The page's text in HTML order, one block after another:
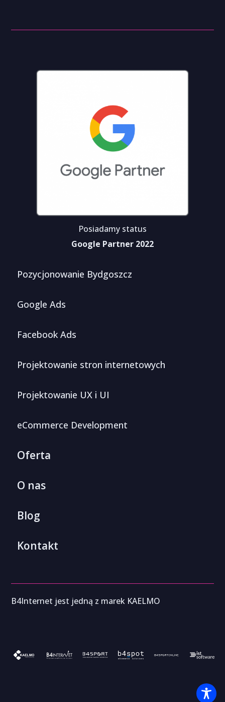
Posiadamy status
Google Partner 2022
Pozycjonowanie Bydgoszcz
Google Ads
Facebook Ads
Projektowanie stron internetowych
Projektowanie UX i UI
eCommerce Development
Oferta
O nas
Blog
Kontakt
B4Internet jest jedną z marek KAELMO